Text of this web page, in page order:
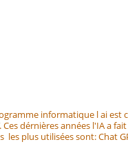
informatique l ai est
Ces dérnières années l'IA a
les plus utilisées sont: Chat